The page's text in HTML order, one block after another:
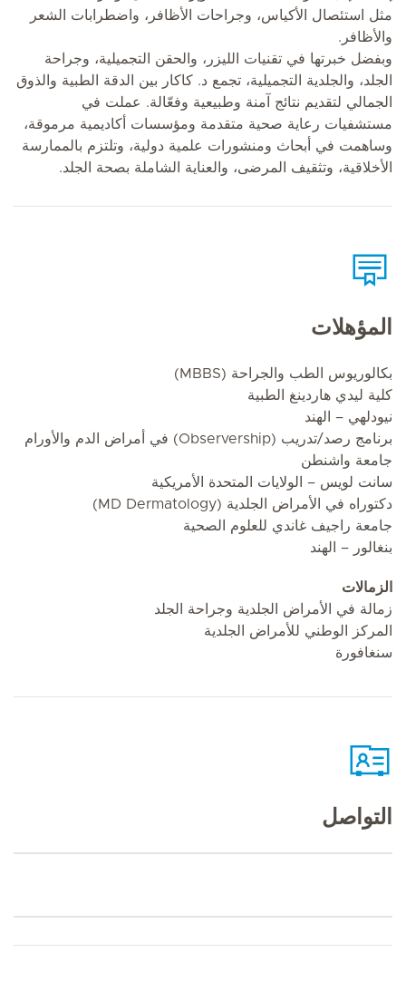
مثل استئصال الأكياس، وجراحات الأظافر، واضطرابات الشعر
والأظافر.
وبفضل خبرتها في تقنيات الليزر، والحقن التجميلية، وجراحة
الجلد، والجلدية التجميلية، تجمع د. كاكار بين الدقة الطبية والذوق
الجمالي لتقديم نتائج آمنة وطبيعية وفعّالة. عملت في
مستشفيات رعاية صحية متقدمة ومؤسسات أكاديمية مرموقة،
وساهمت في أبحاث ومنشورات علمية دولية، وتلتزم بالممارسة
الأخلاقية، وتثقيف المرضى، والعناية الشاملة بصحة الجلد.
المؤهلات
بكالوريوس الطب والجراحة (MBBS)
كلية ليدي هاردينغ الطبية
نيودلهي – الهند
برنامج رصد/تدريب (Observership) في أمراض الدم والأورام
جامعة واشنطن
سانت لويس – الولايات المتحدة الأمريكية
دكتوراه في الأمراض الجلدية (MD Dermatology)
جامعة راجيف غاندي للعلوم الصحية
بنغالور – الهند
الزمالات
زمالة في الأمراض الجلدية وجراحة الجلد
المركز الوطني للأمراض الجلدية
سنغافورة
التواصل